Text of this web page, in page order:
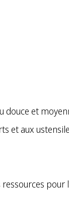
douce et
et aux
pour